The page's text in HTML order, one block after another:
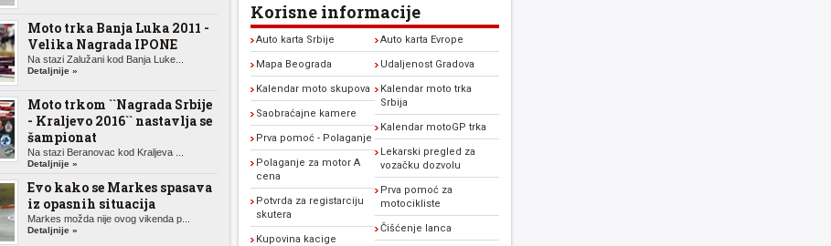
Moto trka Banja Luka 2011 -
Velika Nagrada IPONE
Na stazi Zalužani kod Banja Luke...
Detaljnije »
Moto trkom ``Nagrada Srbije
- Kraljevo 2016`` nastavlja se
šampionat
Na stazi Beranovac kod Kraljeva ...
Detaljnije »
Evo kako se Markes spasava
iz opasnih situacija
Markes možda nije ovog vikenda p...
Detaljnije »
Korisne informacije
Auto karta Srbije
Mapa Beograda
Kalendar moto skupova
Saobraćajne kamere
Prva pomoć - Polaganje
Polaganje za motor A
cena
Potvrda za registarciju
skutera
Kupovina kacige
Auto karta Evrope
Udaljenost Gradova
Kalendar moto trka
Srbija
Kalendar motoGP trka
Lekarski pregled za
vozačku dozvolu
Prva pomoć za
motocikliste
Čišćenje lanca